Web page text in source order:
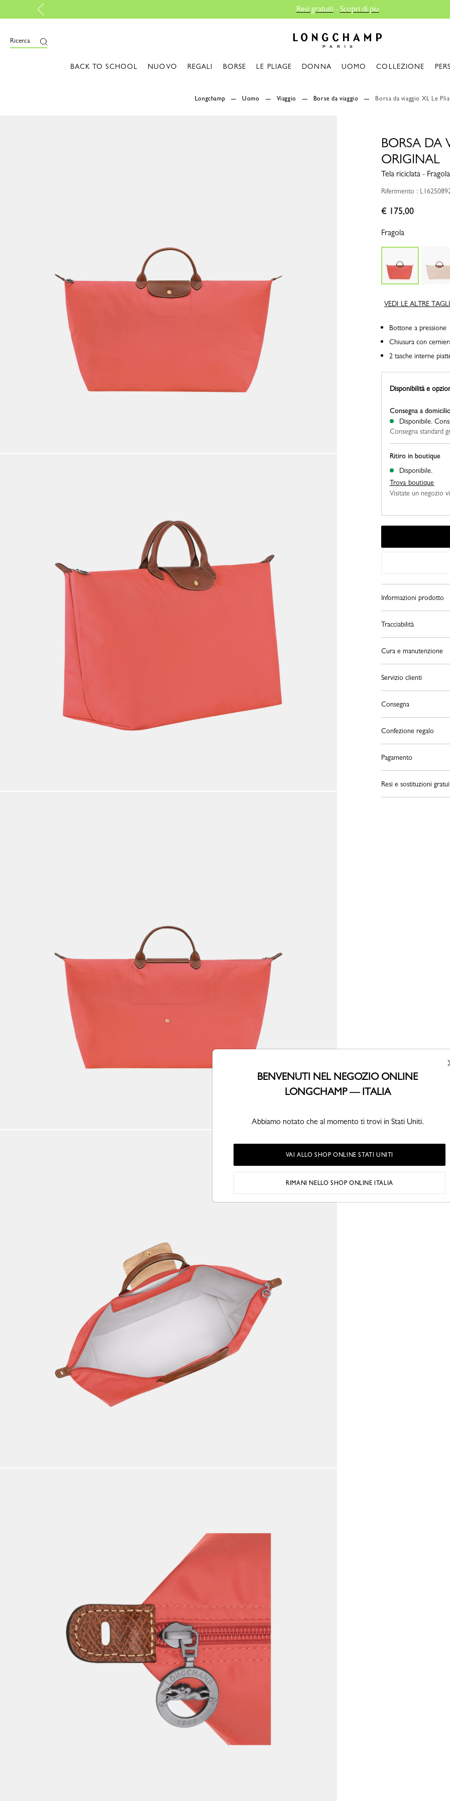
Resi gratuiti-Scopri di piu
Ricerca
BACK TO SCHOOL NUOVO REGALI BORSE LE PLIAGE DONNA UOMO COLLEZIONE
Longchamp Uomo Viaggio Borse da viaggio Borsa da viaggio XL Le
BORSA DA
ORIGINAL
Tela riciclata - Fragola
Riferimento :
€ 175,00
Fragola
VEDI LE ALTRE
Bottone a pressione
Chiusura con
2 tasche interne
Disponibilità e
Ritiro in boutique
Disponibile.
Trova boutique
Visitate un negozio
Consegna a
Disponibile.
Consegna standard
Informazioni prodotto
Tracciabilità
Cura e manutenzione
Servizio clienti
Consegna
Confezione regalo
Pagamento
Resi e sostituzioni
BENVENUTI NEL NEGOZIO ONLINE
LONGCHAMP — ITALIA
Abbiamo notato che al momento ti trovi in Stati Uniti.
VAI ALLO SHOP ONLINE STATI UNITI
RIMANI NELLO SHOP ONLINE ITALIA